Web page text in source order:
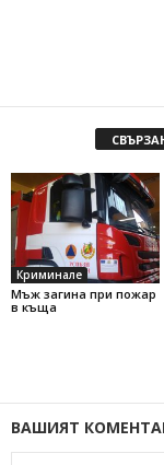
Криминале
Мъж загина при пожар
в къща
ВАШИЯТ